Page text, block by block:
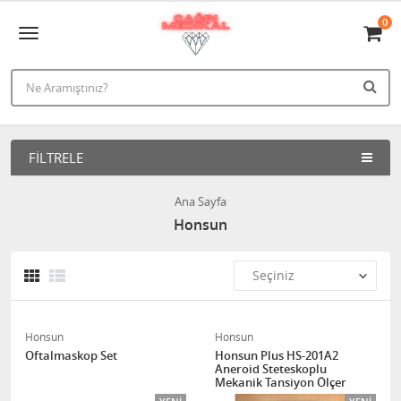
0
FILTRELE
Ana Sayfa
Honsun
Honsun
Oftalmaskop Set
Honsun
Honsun Plus HS-201A2
Aneroid Steteskoplu
Mekanik Tansiyon Ölçer